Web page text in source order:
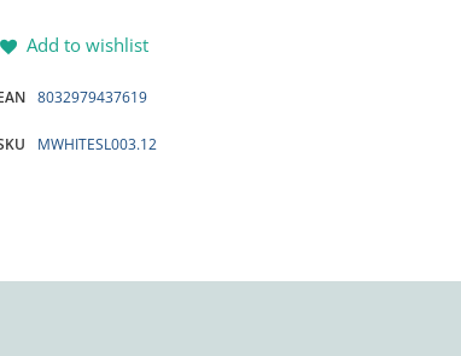
Add to wishlist
8032979437619
MWHITESL003.12